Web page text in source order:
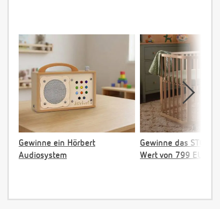
Gewinne ein Hörbert
Audiosystem
Gewinne das
Wert von 799 EUR